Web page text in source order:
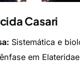
Casari
Sistemática e
em